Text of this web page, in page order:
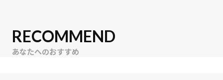
RECOMMEND
あなたへのおすすめ